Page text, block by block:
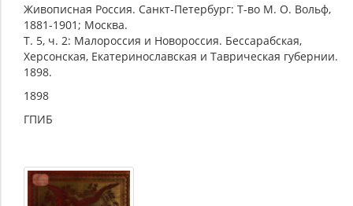
Живописная Россия. Санкт-Петербург: Т-во М. О. Вольф,
1881-1901; Москва.
Т. 5, ч. 2: Малороссия и Новороссия. Бессарабская,
Херсонская, Екатеринославская и Таврическая губернии.
1898.
1898
ГПИБ